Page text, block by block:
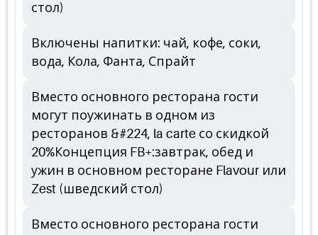
стол)
Включены напитки: чай, кофе, соки,
вода, Кола, Фанта, Спрайт
Вместо основного ресторана гости
могут поужинать в одном из
ресторанов &#224, la carte со скидкой
20%Концепция FB+:завтрак, обед и
ужин в основном ресторане Flavour или
Zest (шведский стол)
Вместо основного ресторана гости